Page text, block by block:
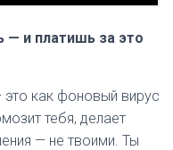
— и платишь за это
как фоновый вирус
тебя, делает
— не твоими. Ты